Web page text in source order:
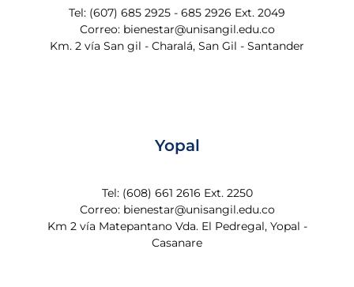
Tel: (607) 685 2925 - 685 2926 Ext. 2049
Correo: bienestar@unisangil.edu.co
Km. 2 vía San gil - Charalá, San Gil - Santander
Yopal
Tel: (608) 661 2616 Ext. 2250
Correo: bienestar@unisangil.edu.co
Km 2 vía Matepantano Vda. El Pedregal, Yopal -
Casanare